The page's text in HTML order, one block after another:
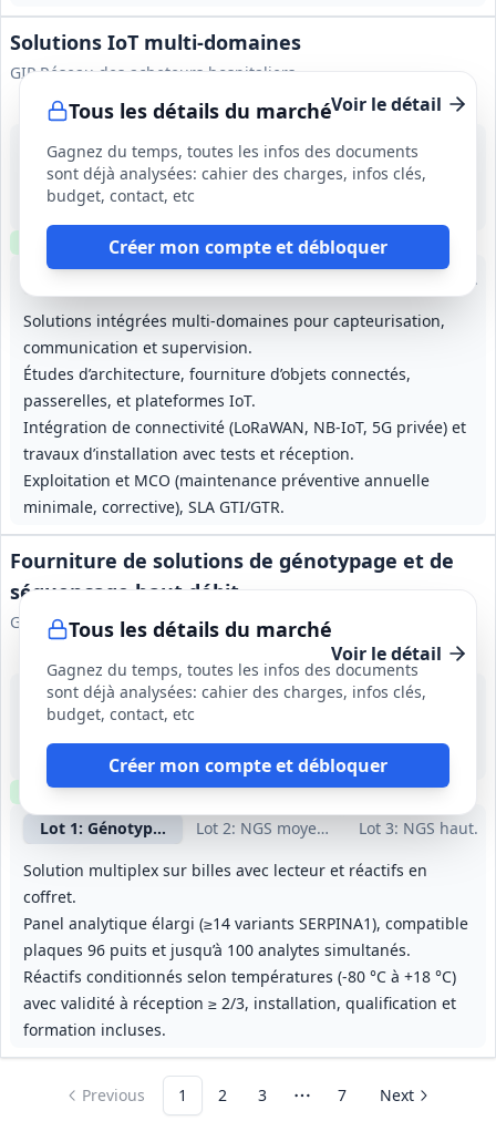
Tous les détails du marché
Gagnez du temps, toutes les infos des documents
sont déjà analysées: cahier des charges, infos clés,
budget, contact, etc
Créer mon compte et débloquer
Solutions IoT multi-domaines
GIP Réseau des acheteurs hospitaliers
Voir le détail
: Solutions IoT pour bâtiments
: Solutions
Solutions intégrées multi‑domaines pour capteurisation,
communication et supervision.
Études d’architecture, fourniture d’objets connectés,
passerelles, et plateformes IoT.
Intégration de connectivité (LoRaWAN, NB‑IoT, 5G privée) et
travaux d’installation avec tests et réception.
Exploitation et MCO (maintenance préventive annuelle
minimale, corrective), SLA GTI/GTR.
31 août 2026
France métropolitaine et DROM
500 000 000 €
Clause environnementale Clause sociale
Tous les détails du marché
Gagnez du temps, toutes les infos des documents
sont déjà analysées: cahier des charges, infos clés,
budget, contact, etc
Créer mon compte et débloquer
Fourniture de solutions de génotypage et de
séquençage haut débit
GIP Réseau des acheteurs hospitaliers
Voir le détail
Lot 1: Génotypage A1AT
Lot 2: NGS moyenne cadence 50-150 GB
Lot 3: NGS haute
Solution multiplex sur billes avec lecteur et réactifs en
coffret.
Panel analytique élargi (≥14 variants SERPINA1), compatible
plaques 96 puits et jusqu’à 100 analytes simultanés.
Réactifs conditionnés selon températures (-80 °C à +18 °C)
avec validité à réception ≥ 2/3, installation, qualification et
formation incluses.
31 août 2026
France métropolitaine
1 an, renouvelable 3 fois (durée totale maximale 4 ans)
Clause environnementale
Previous 1 2 3 More pages
7 Next